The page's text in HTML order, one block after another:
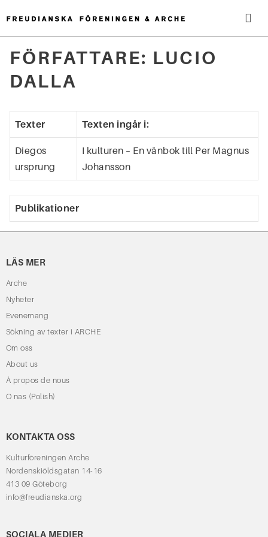
till
innehåll
efter:
FÖRFATTARE: LUCIO
DALLA
Texter Texten ingår i:
Diegos
ursprung
I kulturen – En vänbok till Per Magnus
Johansson
Publikationer
LÄS MER
Arche
Nyheter
Evenemang
Sökning av texter i ARCHE
Om oss
About us
À propos de nous
O nas (Polish)
KONTAKTA OSS
Kulturföreningen Arche
Nordenskiöldsgatan 14-16
413 09 Göteborg
info@freudianska.org
SOCIALA MEDIER